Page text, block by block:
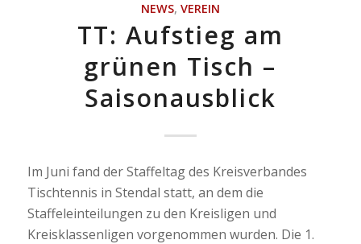
NEWS, VEREIN
TT: Aufstieg am
grünen Tisch –
Saisonausblick
Im Juni fand der Staffeltag des Kreisverbandes
Tischtennis in Stendal statt, an dem die
Staffeleinteilungen zu den Kreisligen und
Kreisklassenligen vorgenommen wurden. Die 1.